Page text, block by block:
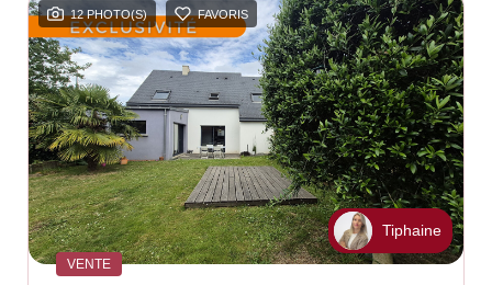
12 PHOTO(S) FAVORIS
Tiphaine
VENTE